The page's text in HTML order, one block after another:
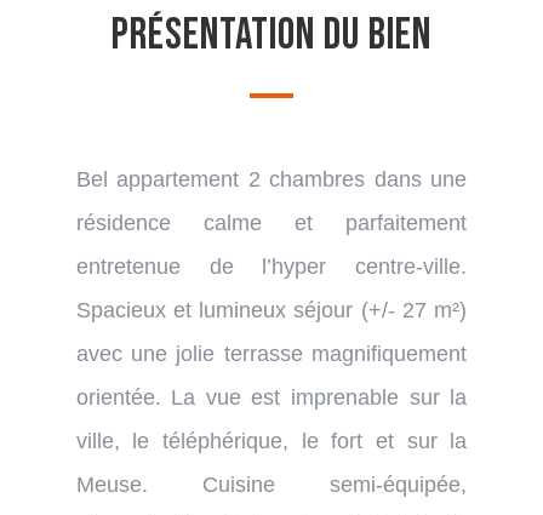
Présentation du bien
Bel appartement 2 chambres dans une
résidence calme et parfaitement
entretenue de l’hyper centre-ville.
Spacieux et lumineux séjour (+/- 27 m²)
avec une jolie terrasse magnifiquement
orientée. La vue est imprenable sur la
ville, le téléphérique, le fort et sur la
Meuse. Cuisine semi-équipée,